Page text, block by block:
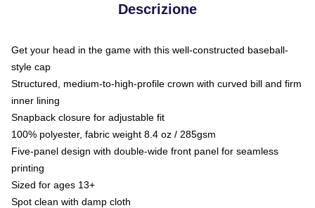
Descrizione
Get your head in the game with this well-constructed baseball-
style cap
Structured, medium-to-high-profile crown with curved bill and firm
inner lining
Snapback closure for adjustable fit
100% polyester, fabric weight 8.4 oz / 285gsm
Five-panel design with double-wide front panel for seamless
printing
Sized for ages 13+
Spot clean with damp cloth